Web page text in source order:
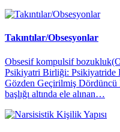
Takıntılar/Obsesyonlar
Obsesif kompulsif
Psikiyatri Birliği: Psikiyatride
Gözden Geçirilmiş Dördüncü
başlığı altında ele alınan…